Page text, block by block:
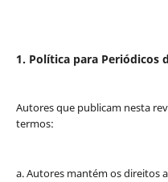
1. Política para Periódicos
Autores que publicam nesta
termos:
a. Autores mantém os direitos